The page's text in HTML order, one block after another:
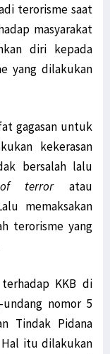
terorisme saat
masyarakat
diri kepada
yang dilakukan
gagasan untuk
kekerasan
bersalah lalu
terroratau
memaksakan
terorisme yang
KKB di
nomor 5
Tindak Pidana
Hal itu dilakukan